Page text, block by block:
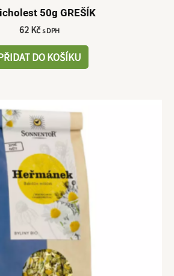
50g GREŠÍK
62 Kč s DPH
DO KOŠÍKU